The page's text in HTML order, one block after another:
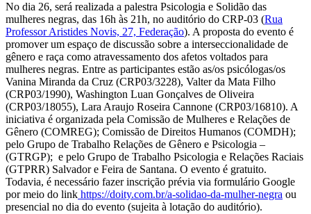
No dia 26, será realizada a palestra Psicologia e Solidão das
mulheres negras, das 16h às 21h, no auditório do CRP-03 (Rua
Professor Aristides Novis, 27, Federação). A proposta do evento é
promover um espaço de discussão sobre a interseccionalidade de
gênero e raça como atravessamento dos afetos voltados para
mulheres negras. Entre as participantes estão as/os psicólogas/os
Vanina Miranda da Cruz (CRP03/3228), Valter da Mata Filho
(CRP03/1990), Washington Luan Gonçalves de Oliveira
(CRP03/18055), Lara Araujo Roseira Cannone (CRP03/16810). A
iniciativa é organizada pela Comissão de Mulheres e Relações de
Gênero (COMREG); Comissão de Direitos Humanos (COMDH);
pelo Grupo de Trabalho Relações de Gênero e Psicologia –
(GTRGP); e pelo Grupo de Trabalho Psicologia e Relações Raciais
(GTPRR) Salvador e Feira de Santana. O evento é gratuito.
Todavia, é necessário fazer inscrição prévia via formulário Google
por meio do link https://doity.com.br/a-solidao-da-mulher-negra ou
presencial no dia do evento (sujeita à lotação do auditório).